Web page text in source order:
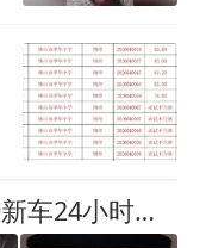
余承东：尊界V800、V680新车24小时大定突破3500台